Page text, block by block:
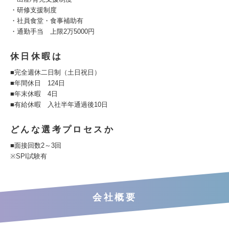
・研修支援制度
・社員食堂・食事補助有
・通勤手当 上限2万5000円
休日休暇は
■完全週休二日制（土日祝日）
■年間休日 124日
■年末休暇 4日
■有給休暇 入社半年通過後10日
どんな選考プロセスか
■面接回数2～3回
※SPI試験有
会社概要